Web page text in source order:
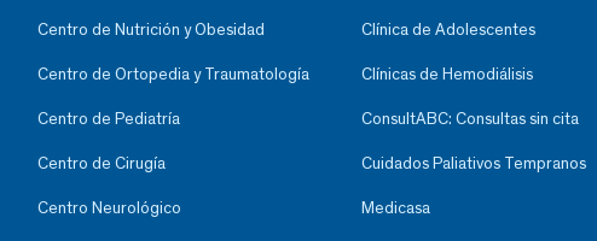
Centro de Nutrición y Obesidad
Centro de Ortopedia y Traumatología
Centro de Pediatría
Centro de Cirugía
Centro Neurológico
Clínica de Adolescentes
Clínicas de Hemodiálisis
ConsultABC: Consultas sin cita
Cuidados Paliativos Tempranos
Medicasa